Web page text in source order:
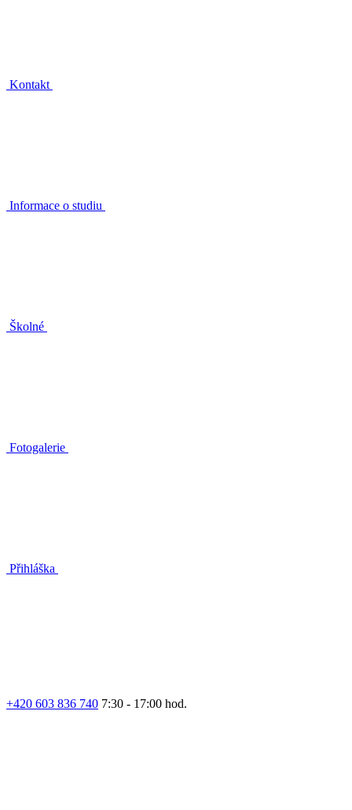
Kontakt
Informace o studiu
Školné
Fotogalerie
Přihláška
+420 603 836 740 7:30 - 17:00 hod.